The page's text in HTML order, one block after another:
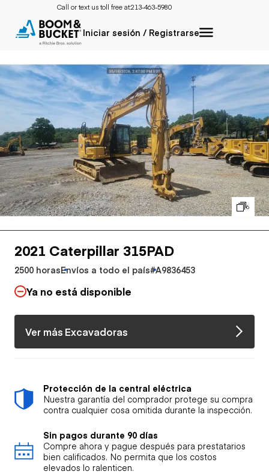
Call or text us toll free at:213-463-5980
Iniciar sesión / Registrarse
6
2021 Caterpillar 315PAD
2500 horasEnvíos a todo el país#A9836453
Ya no está disponible
Ver más Excavadoras
Protección de la central eléctrica
Nuestra garantía del comprador protege su compra
contra cualquier cosa omitida durante la inspección.
Sin pagos durante 90 días
Compre ahora y pague después para prestatarios
bien calificados. No permita que los costos
elevados lo ralenticen.